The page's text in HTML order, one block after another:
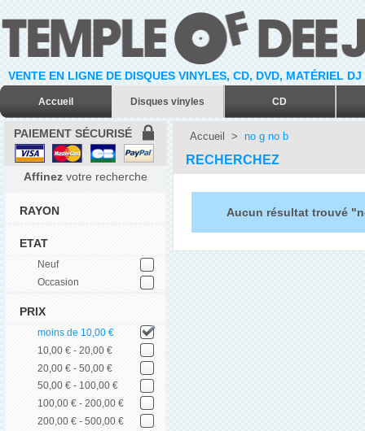
VENTE EN LIGNE DE DISQUES VINYLES, CD, DVD, MATÉRIEL
Accueil Disques vinyles CD
PAIEMENT SÉCURISÉ
Affinez votre recherche
RAYON
ETAT
Neuf
Occasion
PRIX
moins de 10,00 €
10,00 € - 20,00 €
20,00 € - 50,00 €
50,00 € - 100,00 €
100,00 € - 200,00 €
200,00 € - 500,00 €
Accueil > no g no b
RECHERCHEZ
Aucun résultat trouvé